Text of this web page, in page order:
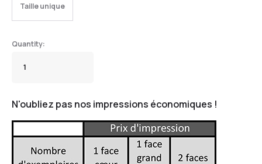
Taille unique
N'oubliez pas nos impressions économiques !